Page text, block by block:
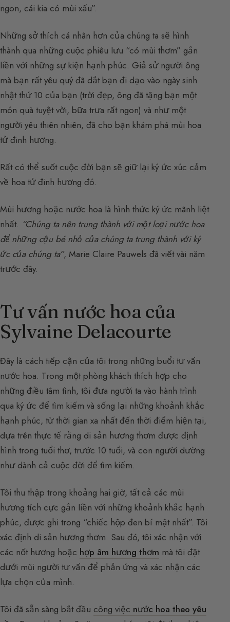
ngon, cái kia có mùi xấu”.
Những sở thích cá nhân hơn của chúng ta sẽ hình
thành qua những cuộc phiêu lưu “có mùi thơm” gắn
liền với những sự kiện hạnh phúc. Giả sử người ông
mà bạn rất yêu quý đã dắt bạn đi dạo vào ngày sinh
nhật thứ 10 của bạn (trời đẹp, ông đã tặng bạn một
món quà tuyệt vời, bữa trưa rất ngon) và như một
người yêu thiên nhiên, đã cho bạn khám phá mùi hoa
tử đinh hương.
Rất có thể suốt cuộc đời bạn sẽ giữ lại ký ức xúc cảm
về hoa tử đinh hương đó.
Mùi hương hoặc nước hoa là hình thức ký ức mãnh liệt
nhất. “Chúng ta nên trung thành với một loại nước hoa
để những cậu bé nhỏ của chúng ta trung thành với ký
ức của chúng ta”, Marie Claire Pauwels đã viết vài năm
trước đây.
Tư vấn nước hoa của
Sylvaine Delacourte
Đây là cách tiếp cận của tôi trong những buổi tư vấn
nước hoa. Trong một phòng khách thích hợp cho
những điều tâm tình, tôi đưa người ta vào hành trình
qua ký ức để tìm kiếm và sống lại những khoảnh khắc
hạnh phúc, từ thời gian xa nhất đến thời điểm hiện tại,
dựa trên thực tế rằng di sản hương thơm được định
hình trong tuổi thơ, trước 10 tuổi, và con người dường
như dành cả cuộc đời để tìm kiếm.
Tôi thu thập trong khoảng hai giờ, tất cả các mùi
hương tích cực gắn liền với những khoảnh khắc hạnh
phúc, được ghi trong “chiếc hộp đen bí mật nhất”. Tôi
xác định di sản hương thơm. Sau đó, tôi xác nhận với
các nốt hương hoặc hợp âm hương thơm mà tôi đặt
dưới mũi người tư vấn để phản ứng và xác nhận các
lựa chọn của mình.
Tôi đã sẵn sàng bắt đầu công việc nước hoa theo yêu